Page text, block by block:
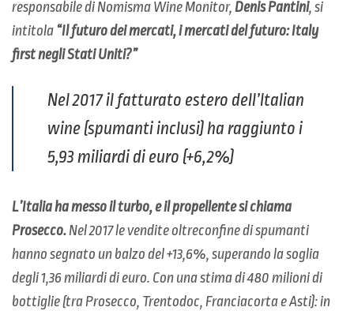
responsabile di Nomisma Wine Monitor, Denis Pantini, si
intitola “Il futuro dei mercati, i mercati del futuro: Italy
first negli Stati Uniti?”
Nel 2017 il fatturato estero dell’Italian
wine (spumanti inclusi) ha raggiunto i
5,93 miliardi di euro (+6,2%)
L’Italia ha messo il turbo, e il propellente si chiama
Prosecco.Nel 2017 le vendite oltreconfine di spumanti
hanno segnato un balzo del +13,6%, superando la soglia
degli 1,36 miliardi di euro. Con una stima di 480 milioni di
bottiglie (tra Prosecco, Trentodoc, Franciacorta e Asti): in